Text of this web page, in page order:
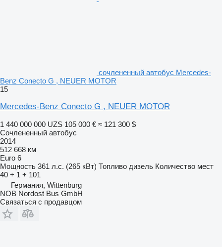
сочлененный автобус Mercedes-
Benz Conecto G , NEUER MOTOR
15
Mercedes-Benz Conecto G , NEUER MOTOR
1 440 000 000 UZS 105 000 € ≈ 121 300 $
Сочлененный автобус
2014
512 668 км
Euro 6
Мощность 361 л.с. (265 кВт) Топливо дизель Количество мест
40 + 1 + 101
Германия, Wittenburg
NOB Nordost Bus GmbH
Связаться с продавцом